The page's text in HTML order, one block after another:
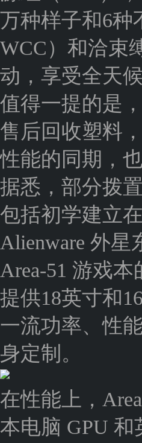
万种样子和6种
WCC）和洽束
动，享受全天
值得一提的是
售后回收塑料
性能的同期，
据悉，部分拨
包括初学建立
Alienware 外星
Area-51 游戏
提供18英寸和
一流功率、性
身定制。
在性能上，
本电脑 GPU